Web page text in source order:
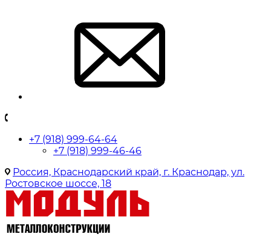
+7 (918) 999-64-64
+7 (918) 999-46-46
Россия, Краснодарский край, г. Краснодар, ул.
Ростовское шоссе, 18